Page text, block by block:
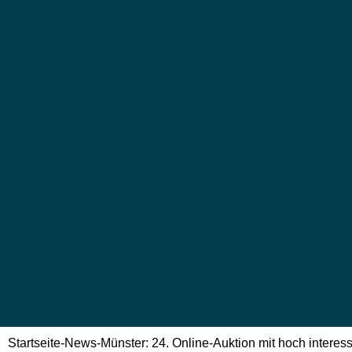
Startseite-News-Münster: 24. Online-Auktion mit hoch